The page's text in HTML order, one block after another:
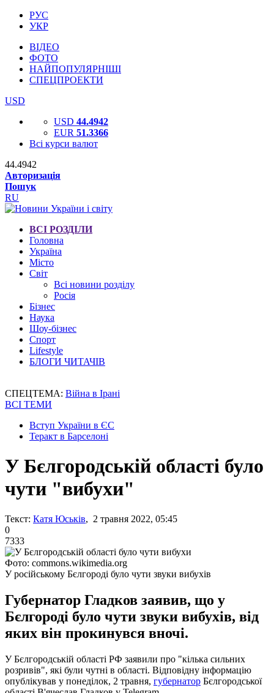
РУС
УКР
ВІДЕО
ФОТО
НАЙПОПУЛЯРНІШІ
СПЕЦПРОЕКТИ
USD
USD 44.4942
EUR 51.3366
Всі курси валют
44.4942
Авторизація
Пошук
RU
ВСІ РОЗДІЛИ
Головна
Україна
Місто
Світ
Всі новини розділу
Росія
Бізнес
Наука
Шоу-бізнес
Спорт
Lifestyle
БЛОГИ ЧИТАЧІВ
СПЕЦТЕМА: Війна в Ірані
ВСІ ТЕМИ
Вступ України в ЄС
Теракт в Барселоні
У Бєлгородській області було
чути "вибухи"
Текст: Катя Юськів, 2 травня 2022, 05:45
0
7333
Фото: commons.wikimedia.org
У російському Бєлгороді було чути звуки вибухів
Губернатор Гладков заявив, що у
Бєлгороді було чути звуки вибухів, від
яких він прокинувся вночі.
У Бєлгородській області РФ заявили про "кілька сильних
розривів", які були чутні в області. Відповідну інформацію
опублікував у понеділок, 2 травня, губернатор Бєлгородської